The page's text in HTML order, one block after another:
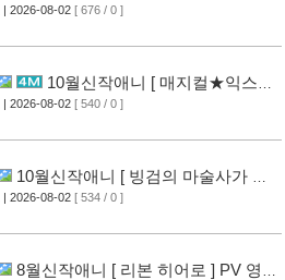
공개 [17]
| 2026-08-02 [ 676 / 0 ]
10월신작애니 [ 매지컬★익스플
영상 공개 [12]
| 2026-08-02 [ 540 / 0 ]
10월신작애니 [ 빙검의 마술사가 세
린다 ] 2기 PV 영상 공개
| 2026-08-02 [ 534 / 0 ]
8월신작애니 [ 리본 히어로 ] PV 영